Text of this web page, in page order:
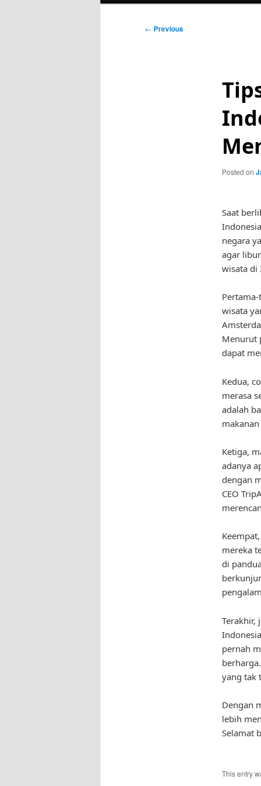
Post
← Previous
Posted on
Saat
negara
agar
wisata di
wisata
Menurut
dapat
Kedua,
merasa
adalah
Ketiga,
adanya
dengan
CEO
mereka
di
Terakhir,
pernah
yang tak
Dengan
lebih
Selamat
This entry